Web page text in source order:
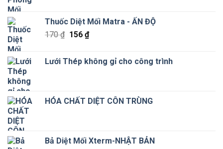
Thuốc Diệt Mối Matra - ẤN ĐỘ
170₫ Giá
170 ₫.
156 ₫Giá
là:
Lưới Thép không gỉ cho công trình
HÓA CHẤT DIỆT CÔN TRÙNG
Bả Diệt Mối Xterm-NHẬT BẢN